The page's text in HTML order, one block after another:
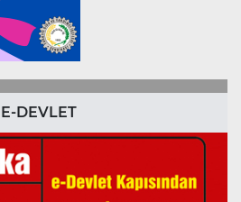
E-DEVLET